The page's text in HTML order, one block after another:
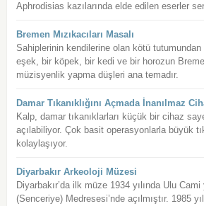
Aphrodisias kazılarında elde edilen eserler
Bremen Mızıkacıları Masalı
Sahiplerinin kendilerine olan kötü
eşek, bir köpek, bir kedi ve bir horozun
müzisyenlik yapma düşleri ana temadır.
Damar Tıkanıklığını Açmada İnanılmaz
Kalp, damar tıkanıklarları küçük bir cihaz
açılabiliyor. Çok basit operasyonlarla büyük
kolaylaşıyor.
Diyarbakır Arkeoloji Müzesi
Diyarbakır’da ilk müze 1934 yılında Ulu
(Senceriye) Medresesi’nde açılmıştır. 1985